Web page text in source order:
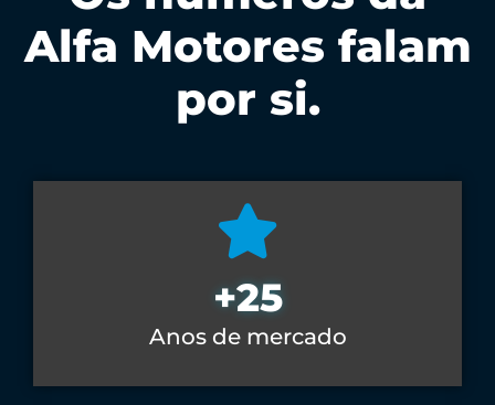
Alfa Motores falam
por si.
Anos de mercado
+25